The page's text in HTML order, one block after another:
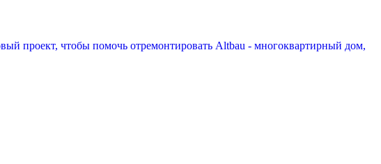
проект, чтобы помочь отремонтировать Altbau - многоквартирный дом,